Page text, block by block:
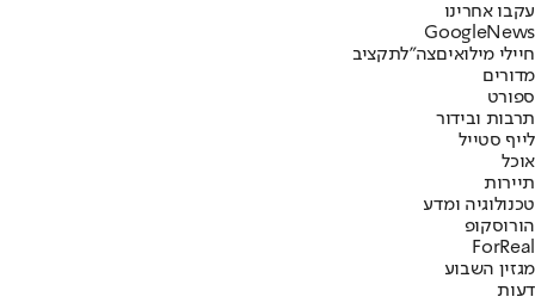
עקבו אחרינו
Googl eNews
חיילי מילואיםצה"לתקציב
מדורים
ספורט
תרבות ובידור
לייף סטייל
אוכל
תיירות
טכנולוגיה ומדע
הורוסקופ
ForReal
מגזין השבוע
דעות